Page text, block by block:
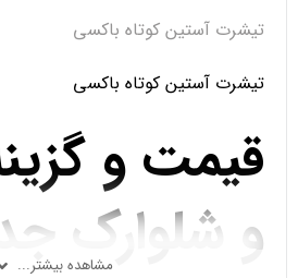
تیشرت آستین کوتاه باکسی
تیشرت آستین کوتاه باکسی
قیمت و
و شلوارک
مشاهده بیشتر...